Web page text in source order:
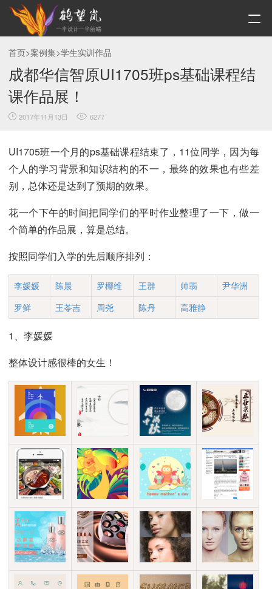
首页>案例集>学生实训作品
成都华信智原UI1705班ps基础课程结
课作品展！
2017年11月13日 6277
UI1705班一个月的ps基础课程结束了，11位同学，因为每
个人的学习背景和知识结构的不一，最终的效果也有些差
别，总体还是达到了预期的效果。
花一个下午的时间把同学们的平时作业整理了一下，做一
个简单的作品展，算是总结。
按照同学们入学的先后顺序排列：
李媛媛 陈晨 罗椰维 王群 帅翡
尹华洲
罗鲜
王苓吉 周尧 陈丹 高雅静
1、李媛媛
整体设计感很棒的女生！